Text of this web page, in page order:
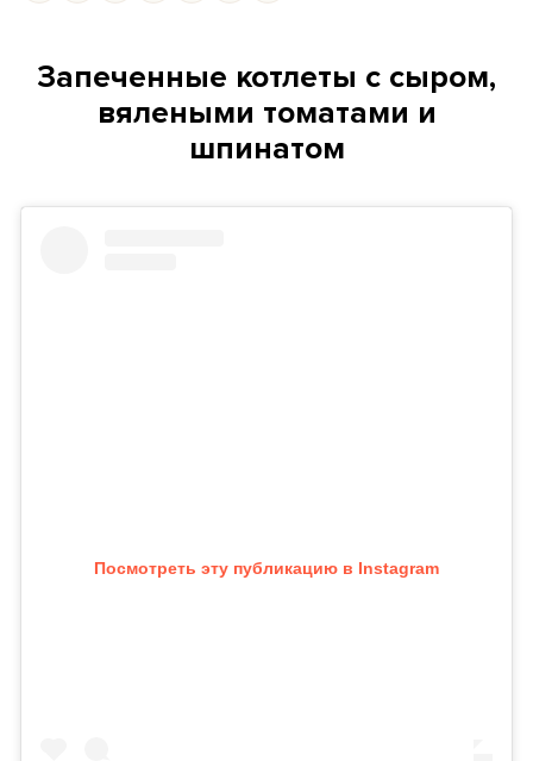
Запеченные котлеты с сыром,
вялеными томатами и
шпинатом
Посмотреть эту публикацию в Instagram